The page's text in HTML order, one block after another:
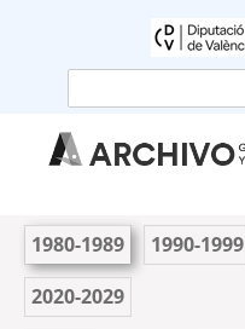
1980-1989 1990-1999
2020-2029